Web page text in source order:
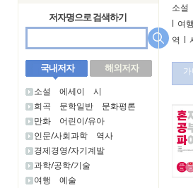
저자명으로 검색하기
국내저자 해외저자
소설 에세이
시
희곡
문학일반
문화평론
만화
어린이/유아
인문/사회과학
역사
경제경영/자기계발
과학/공학/기술
여행
예술
소설
l 여행
역 l